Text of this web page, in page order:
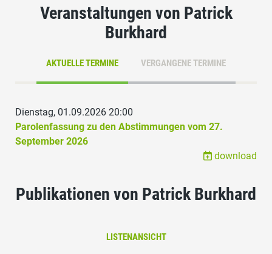
Veranstaltungen von Patrick
Burkhard
AKTUELLE TERMINE VERGANGENE TERMINE
Dienstag, 01.09.2026 20:00
Parolenfassung zu den Abstimmungen vom 27.
September 2026
download
Publikationen von Patrick Burkhard
LISTENANSICHT